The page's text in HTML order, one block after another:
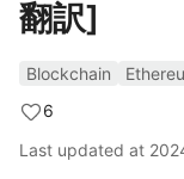
翻訳]
Blockchain
6
Last updated at